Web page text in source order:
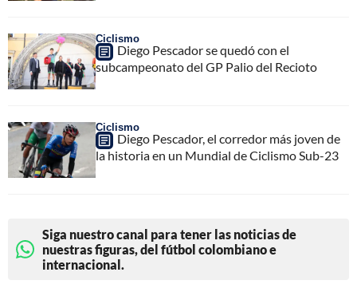
Ciclismo
Diego Pescador se quedó con el
subcampeonato del GP Palio del Recioto
Ciclismo
Diego Pescador, el corredor más joven de
la historia en un Mundial de Ciclismo Sub-23
Siga nuestro canal para tener las noticias de
nuestras figuras, del fútbol colombiano e
internacional.